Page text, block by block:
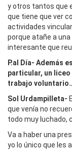
y otros tantos que
que tiene que ver
actividades
porque atañe a
interesante que
P.al Día- Además
particular, un liceo
trabajo
Sol Urdampilleta-
que venía no
todo muy luchado,
Va a haber una
yo lo único que les